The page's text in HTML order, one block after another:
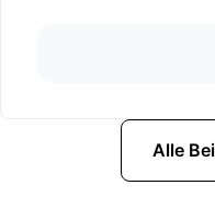
Alle